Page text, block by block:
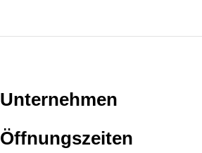
Unternehmen
Öffnungszeiten